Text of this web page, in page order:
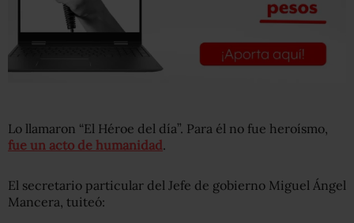
Lo llamaron “El Héroe del día”. Para él no fue heroísmo,
fue un acto de humanidad.
El secretario particular del Jefe de gobierno Miguel Ángel
Mancera, tuiteó: